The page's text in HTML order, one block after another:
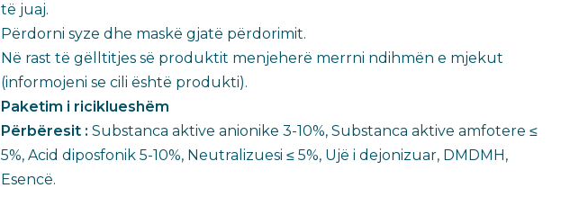
të juaj.​
Përdorni syze dhe maskë gjatë përdorimit.​
Në rast të gëlltitjes së produktit menjeherë merrni ndihmën e mjekut
(informojeni se cili është produkti).
Paketim i riciklueshëm ​
Përbëresit : Substanca aktive anionike 3-10%, Substanca aktive amfotere ≤
5%, Acid diposfonik 5-10%, Neutralizuesi ≤ 5%, Ujë i dejonizuar, DMDMH,
Esencë.